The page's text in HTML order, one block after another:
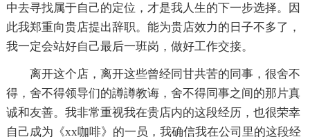
中去寻找属于自己的定位，才是我人生的下一步选择。因
此我郑重向贵店提出辞职。能为贵店效力的日子不多了，
我一定会站好自己最后一班岗，做好工作交接。
离开这个店，离开这些曾经同甘共苦的同事，很舍不
得，舍不得领导们的譐譐教诲，舍不得同事之间的那片真
诚和友善。我非常重视我在贵店内的这段经历，也很荣幸
自己成为《xx咖啡》的一员，我确信我在公司里的这段经